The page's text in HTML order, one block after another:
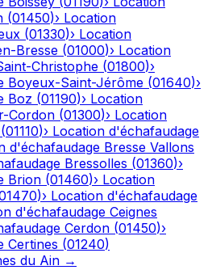
(01450)› Location
(01330)› Location
Bresse (01000)› Location
Christophe (01800)›
Boyeux-Saint-Jérôme (01640)›
Boz (01190)› Location
Cordon (01300)› Location
(01110)› Location d'échafaudage
d'échafaudage Bresse Vallons
Bressolles (01360)›
Brion (01460)› Location
)› Location d'échafaudage
d'échafaudage Ceignes
Cerdon (01450)›
Certines (01240)
du Ain →